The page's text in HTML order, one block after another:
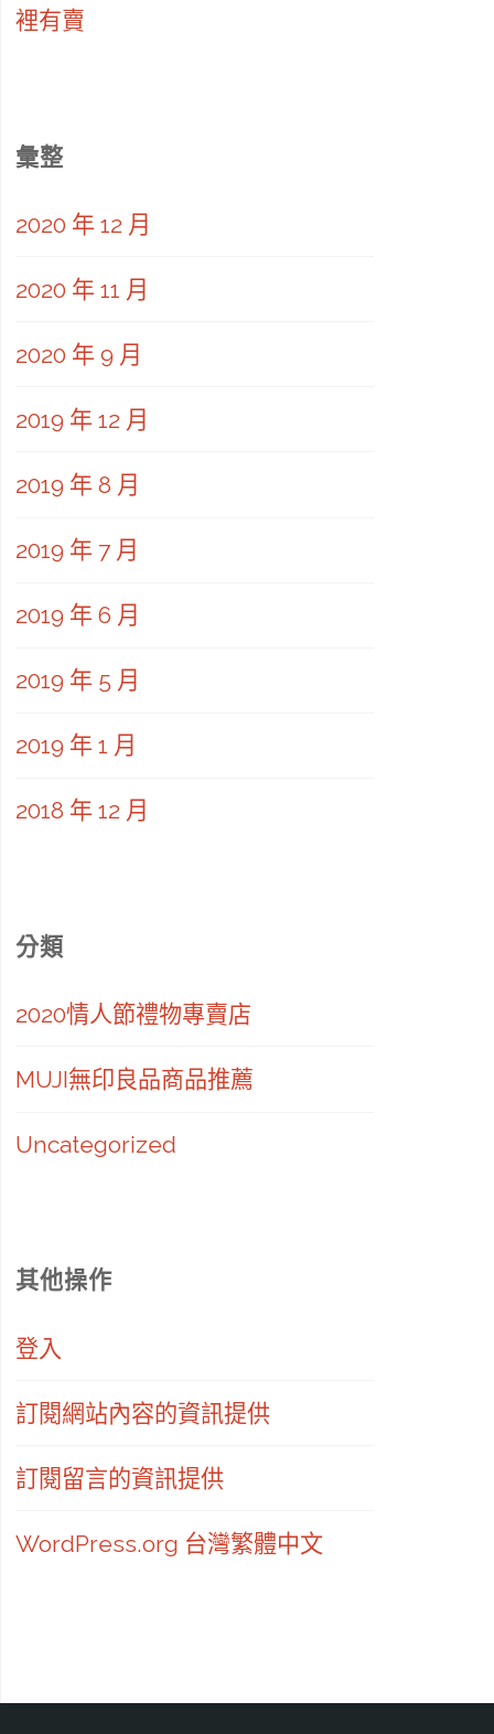
裡有賣
彙整
2020 年 12 月
2020 年 11 月
2020 年 9 月
2019 年 12 月
2019 年 8 月
2019 年 7 月
2019 年 6 月
2019 年 5 月
2019 年 1 月
2018 年 12 月
分類
2020情人節禮物專賣店
MUJI無印良品商品推薦
Uncategorized
其他操作
登入
訂閱網站內容的資訊提供
訂閱留言的資訊提供
WordPress.org 台灣繁體中文